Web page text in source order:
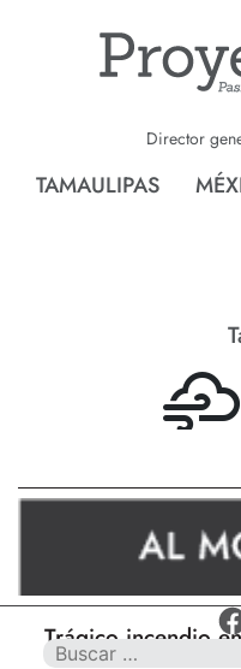
Director
TAMAULIPAS
incendio en